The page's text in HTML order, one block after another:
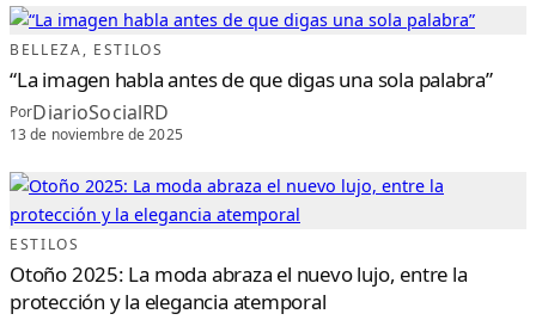
I
L
D
N
A
V
I
D
A
BELLEZA, ESTILOS
“La imagen habla antes de que digas una sola palabra”
PorDiarioSocialRD
13 de noviembre de 2025
ESTILOS
Otoño 2025: La moda abraza el nuevo lujo, entre la
protección y la elegancia atemporal